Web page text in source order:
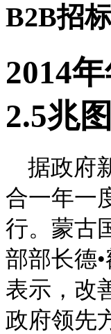
B2B招
2014
2.5兆图
据政府
合一年一
行。蒙古
部部长德
表示，改
政府领先